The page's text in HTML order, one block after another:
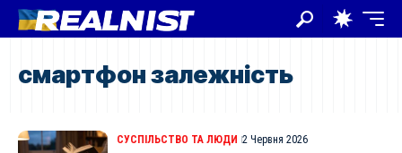
смартфон залежність
СУСПІЛЬСТВО ТА ЛЮДИ 2 Червня 2026